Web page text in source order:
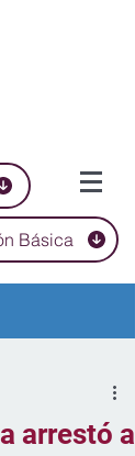
Básica
arrestó a